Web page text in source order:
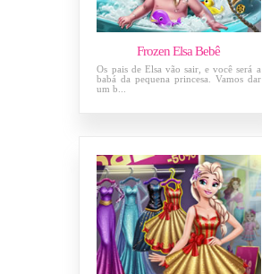
Frozen Elsa Bebê
Os pais de Elsa vão sair, e você será a
babá da pequena princesa. Vamos dar
um b...